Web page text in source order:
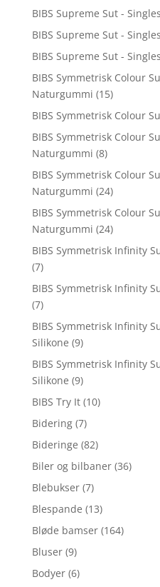
BIBS Supreme Sut -
BIBS Supreme Sut -
BIBS Supreme Sut -
BIBS Symmetrisk Colour
Naturgummi (15)
BIBS Symmetrisk Colour
BIBS Symmetrisk Colour
Naturgummi (8)
BIBS Symmetrisk Colour
Naturgummi (24)
BIBS Symmetrisk Colour
Naturgummi (24)
BIBS Symmetrisk Infinity
(7)
BIBS Symmetrisk Infinity
(7)
BIBS Symmetrisk Infinity
Silikone (9)
BIBS Symmetrisk Infinity
Silikone (9)
BIBS Try It (10)
Bidering (7)
Bideringe (82)
Biler og bilbaner (36)
Blebukser (7)
Blespande (13)
Bløde bamser (164)
Bluser (9)
Bodyer (6)